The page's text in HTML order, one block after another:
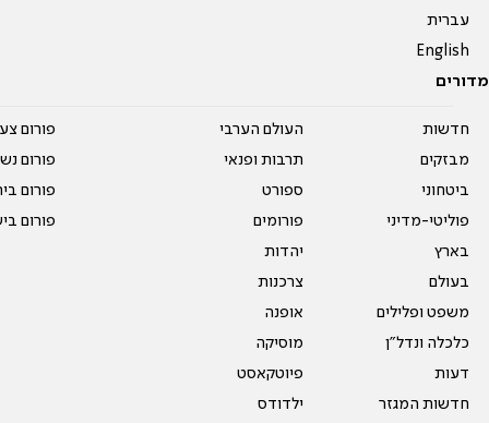
עברית
English
מדורים
חדשות
מבזקים
ביטחוני
פוליטי-מדיני
בארץ
בעולם
משפט ופלילים
כלכלה ונדל"ן
דעות
חדשות המגזר
העולם הערבי
תרבות ופנאי
ספורט
פורומים
יהדות
צרכנות
אופנה
מוסיקה
פיוטקאסט
ילדודס
פורום
פורום
פורום
פורום